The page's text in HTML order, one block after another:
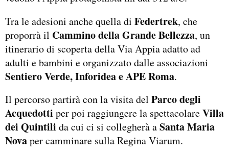
Tra le adesioni anche quella di Federtrek, che
proporrà il Cammino della Grande Bellezza, un
itinerario di scoperta della Via Appia adatto ad
adulti e bambini e organizzato dalle associazioni
Sentiero Verde, Inforidea e APE Roma.
Il percorso partirà con la visita del Parco degli
Acquedotti per poi raggiungere la spettacolareVilla
dei Quintili da cui ci si collegherà aSanta Maria
Novaper camminare sulla Regina Viarum.